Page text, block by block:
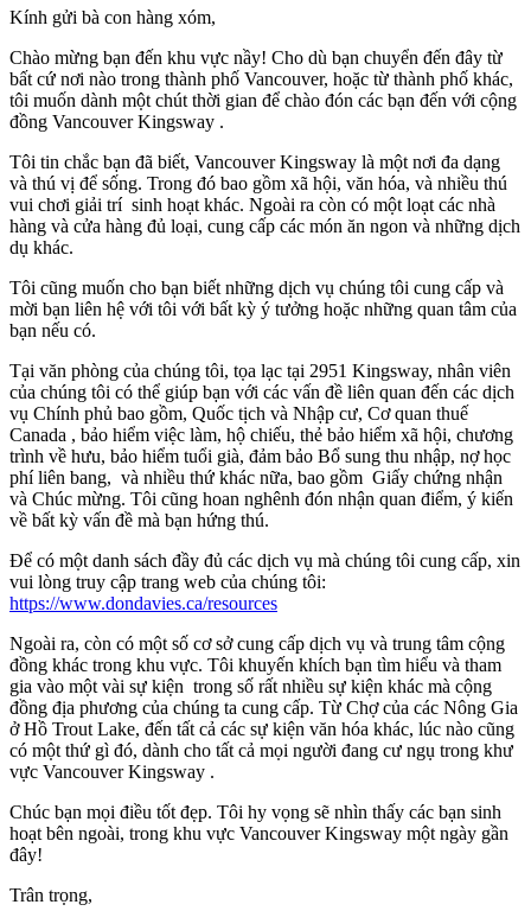
Kính gửi bà con hàng xóm,
Chào mừng bạn đến khu vực nầy! Cho dù bạn chuyển đến đây từ
bất cứ nơi nào trong thành phố Vancouver, hoặc từ thành phố khác,
tôi muốn dành một chút thời gian để chào đón các bạn đến với cộng
đồng Vancouver Kingsway .
Tôi tin chắc bạn đã biết, Vancouver Kingsway là một nơi đa dạng
và thú vị để sống. Trong đó bao gồm xã hội, văn hóa, và nhiều thú
vui chơi giải trí sinh hoạt khác. Ngoài ra còn có một loạt các nhà
hàng và cửa hàng đủ loại, cung cấp các món ăn ngon và những dịch
dụ khác.
Tôi cũng muốn cho bạn biết những dịch vụ chúng tôi cung cấp và
mời bạn liên hệ với tôi với bất kỳ ý tưởng hoặc những quan tâm của
bạn nếu có.
Tại văn phòng của chúng tôi, tọa lạc tại 2951 Kingsway, nhân viên
của chúng tôi có thể giúp bạn với các vấn đề liên quan đến các dịch
vụ Chính phủ bao gồm, Quốc tịch và Nhập cư, Cơ quan thuế
Canada , bảo hiểm việc làm, hộ chiếu, thẻ bảo hiểm xã hội, chương
trình về hưu, bảo hiểm tuổi già, đảm bảo Bổ sung thu nhập, nợ học
phí liên bang, và nhiều thứ khác nữa, bao gồm Giấy chứng nhận
và Chúc mừng. Tôi cũng hoan nghênh đón nhận quan điểm, ý kiến ​​
về bất kỳ vấn đề mà bạn hứng thú.
Để có một danh sách đầy đủ các dịch vụ mà chúng tôi cung cấp, xin
vui lòng truy cập trang web của chúng tôi:
https://www.dondavies.ca/resources
Ngoài ra, còn có một số cơ sở cung cấp dịch vụ và trung tâm cộng
đồng khác trong khu vực. Tôi khuyến khích bạn tìm hiểu và tham
gia vào một vài sự kiện trong số rất nhiều sự kiện khác mà cộng
đồng địa phương của chúng ta cung cấp. Từ Chợ của các Nông Gia
ở Hồ Trout Lake, đến tất cả các sự kiện văn hóa khác, lúc nào cũng
có một thứ gì đó, dành cho tất cả mọi người đang cư ngụ trong khư
vực Vancouver Kingsway .
Chúc bạn mọi điều tốt đẹp. Tôi hy vọng sẽ nhìn thấy các bạn sinh
hoạt bên ngoài, trong khu vực Vancouver Kingsway một ngày gần
đây!
Trân trọng,